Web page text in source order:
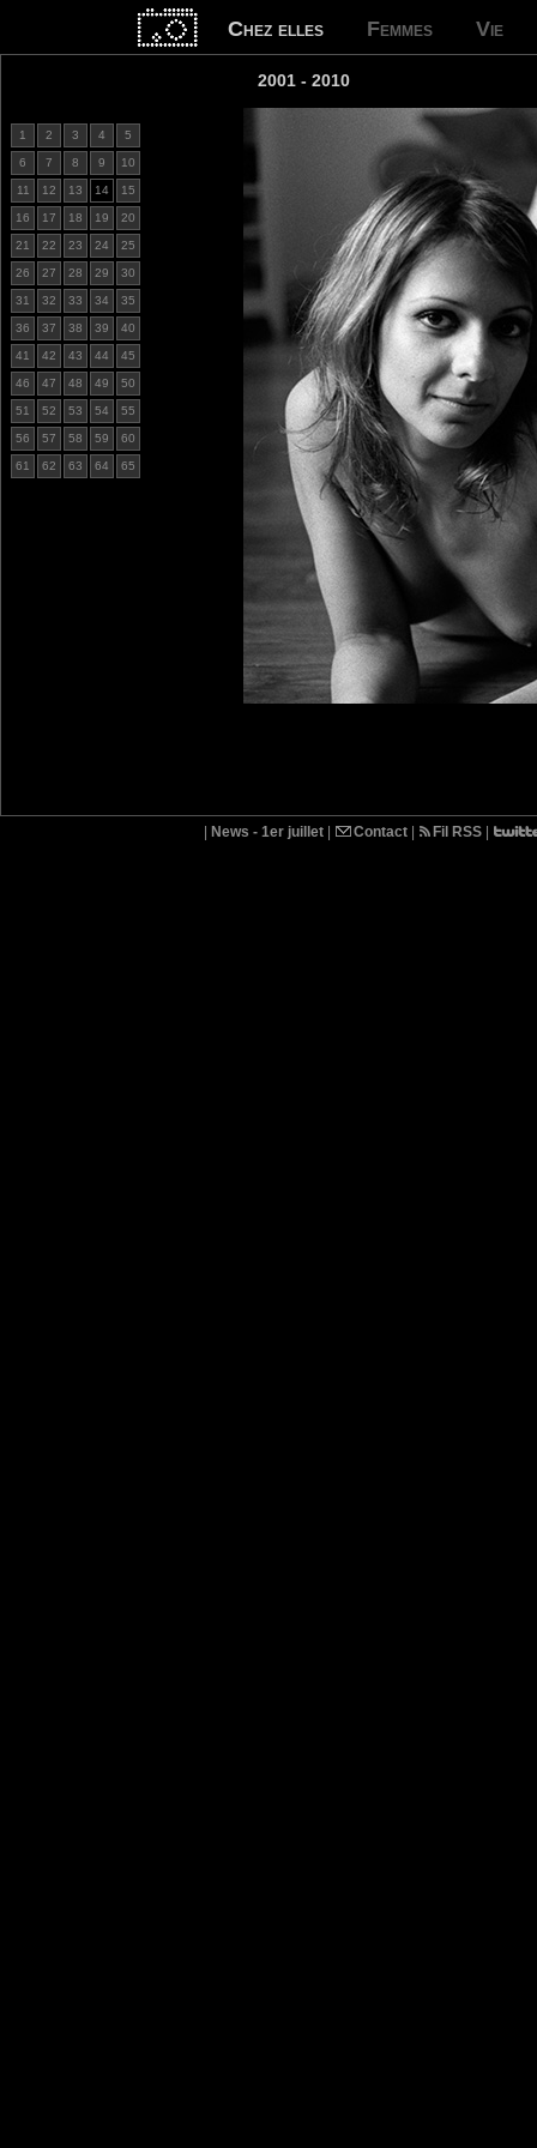
Chez elles Femmes Vie
2001 - 2010
1 2 3 4 5
6 7 8 9 10
11 12 13 14 15
16 17 18 19 20
21 22 23 24 25
26 27 28 29 30
31 32 33 34 35
36 37 38 39 40
41 42 43 44 45
46 47 48 49 50
51 52 53 54 55
56 57 58 59 60
61 62 63 64 65
News - 1er juillet Contact Fil RSS